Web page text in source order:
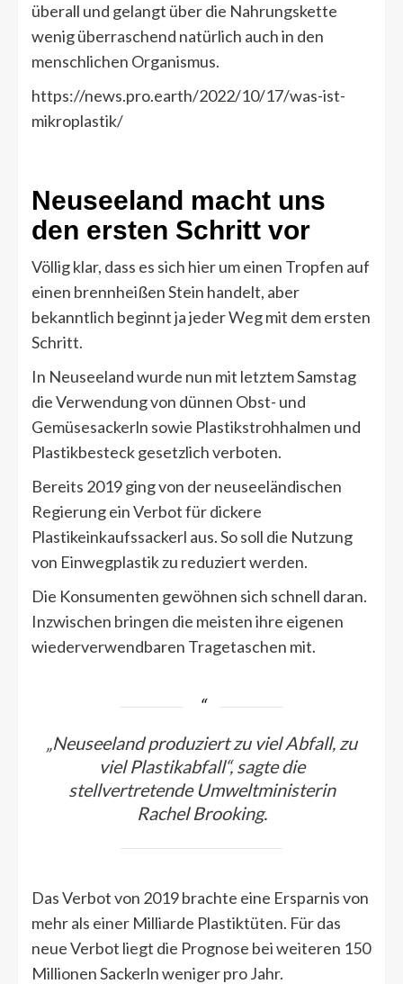
überall und gelangt über die Nahrungskette
wenig überraschend natürlich auch in den
menschlichen Organismus.
https://news.pro.earth/2022/10/17/was-ist-
mikroplastik/
Neuseeland macht uns
den ersten Schritt vor
Völlig klar, dass es sich hier um einen Tropfen auf
einen brennheißen Stein handelt, aber
bekanntlich beginnt ja jeder Weg mit dem ersten
Schritt.
In Neuseeland wurde nun mit letztem Samstag
die Verwendung von dünnen Obst- und
Gemüsesackerln sowie Plastikstrohhalmen und
Plastikbesteck gesetzlich verboten.
Bereits 2019 ging von der neuseeländischen
Regierung ein Verbot für dickere
Plastikeinkaufssackerl aus. So soll die Nutzung
von Einwegplastik zu reduziert werden.
Die Konsumenten gewöhnen sich schnell daran.
Inzwischen bringen die meisten ihre eigenen
wiederverwendbaren Tragetaschen mit.
„Neuseeland produziert zu viel Abfall, zu
viel Plastikabfall“, sagte die
stellvertretende Umweltministerin
Rachel Brooking.
Das Verbot von 2019 brachte eine Ersparnis von
mehr als einer Milliarde Plastiktüten. Für das
neue Verbot liegt die Prognose bei weiteren 150
Millionen Sackerln weniger pro Jahr.